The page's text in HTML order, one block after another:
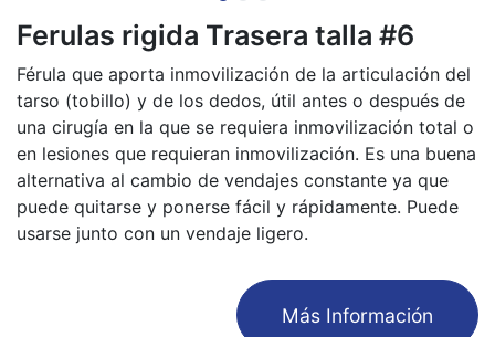
Ferulas rigida Trasera talla #6
Férula que aporta inmovilización de la articulación del
tarso (tobillo) y de los dedos, útil antes o después de
una cirugía en la que se requiera inmovilización total o
en lesiones que requieran inmovilización. Es una buena
alternativa al cambio de vendajes constante ya que
puede quitarse y ponerse fácil y rápidamente. Puede
usarse junto con un vendaje ligero.
​Más Información